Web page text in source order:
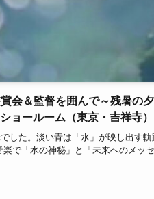
会＆監督を囲んで～残暑の
ョールーム（東京・吉祥寺）
した。淡い青は「水」が映し出す
で「水の神秘」と「未来へのメッ